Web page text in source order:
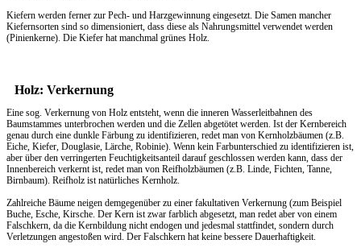
Kiefern werden ferner zur Pech- und Harzgewinnung eingesetzt. Die Samen mancher
Kiefernsorten sind so dimensioniert, dass diese als Nahrungsmittel verwendet werden
(Pinienkerne). Die Kiefer hat manchmal grünes Holz.
Holz: Verkernung
Eine sog. Verkernung von Holz entsteht, wenn die inneren Wasserleitbahnen des
Baumstammes unterbrochen werden und die Zellen abgetötet werden. Ist der Kernbereich
genau durch eine dunkle Färbung zu identifizieren, redet man von Kernholzbäumen (z.B.
Eiche, Kiefer, Douglasie, Lärche, Robinie). Wenn kein Farbunterschied zu identifizieren ist,
aber über den verringerten Feuchtigkeitsanteil darauf geschlossen werden kann, dass der
Innenbereich verkernt ist, redet man von Reifholzbäumen (z.B. Linde, Fichten, Tanne,
Birnbaum). Reifholz ist natürliches Kernholz.
Zahlreiche Bäume neigen demgegenüber zu einer fakultativen Verkernung (zum Beispiel
Buche, Esche, Kirsche. Der Kern ist zwar farblich abgesetzt, man redet aber von einem
Falschkern, da die Kernbildung nicht endogen und jedesmal stattfindet, sondern durch
Verletzungen angestoßen wird. Der Falschkern hat keine bessere Dauerhaftigkeit.